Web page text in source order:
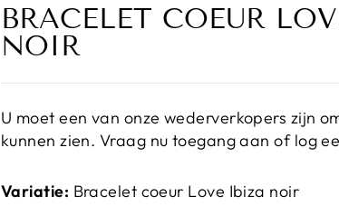
BRACELET COEUR
NOIR
U moet een van onze wederverkopers zijn
kunnen zien. Vraag nu toegang aan of log
Variatie: Bracelet coeur Love Ibiza noir